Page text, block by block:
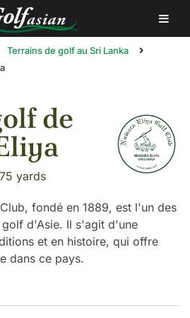
Terrains de golf au Sri Lanka
de
yards
fondé en 1889, est l'un des
d'Asie. Il s'agit d'une
et en histoire, qui offre
dans ce pays.